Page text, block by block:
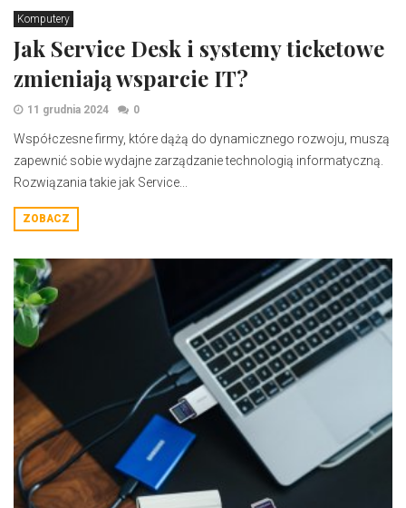
Komputery
Jak Service Desk i systemy ticketowe
zmieniają wsparcie IT?
11 grudnia 2024 0
​Współczesne firmy, które dążą do dynamicznego rozwoju, muszą
zapewnić sobie wydajne zarządzanie technologią informatyczną.
Rozwiązania takie jak Service...
ZOBACZ